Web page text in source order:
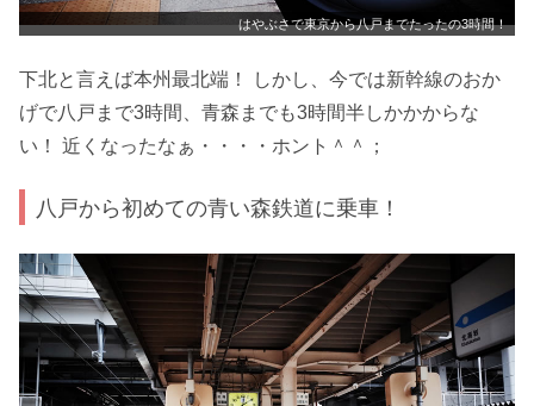
はやぶさで東京から八戸までたったの3時間！
下北と言えば本州最北端！ しかし、今では新幹線のおか
げで八戸まで3時間、青森までも3時間半しかかからな
い！ 近くなったなぁ・・・・ホント＾＾；
八戸から初めての青い森鉄道に乗車！